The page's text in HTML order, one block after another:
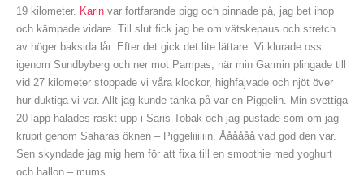
19 kilometer. Karinvar fortfarande pigg och pinnade på, jag bet ihop
och kämpade vidare. Till slut fick jag be om vätskepaus och stretch
av höger baksida lår. Efter det gick det lite lättare. Vi klurade oss
igenom Sundbyberg och ner mot Pampas, när min Garmin plingade till
vid 27 kilometer stoppade vi våra klockor, highfajvade och njöt över
hur duktiga vi var. Allt jag kunde tänka på var en Piggelin. Min svettiga
20-lapp halades raskt upp i Saris Tobak och jag pustade som om jag
krupit genom Saharas öknen – Piggeliiiiiin. Åååååå vad god den var.
Sen skyndade jag mig hem för att fixa till en smoothie med yoghurt
och hallon – mums.